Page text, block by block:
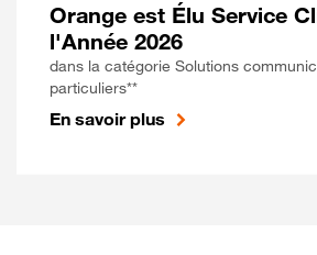
Orange est Élu Service
l'Année 2026
dans la catégorie Solutions
particuliers**
En savoir plus